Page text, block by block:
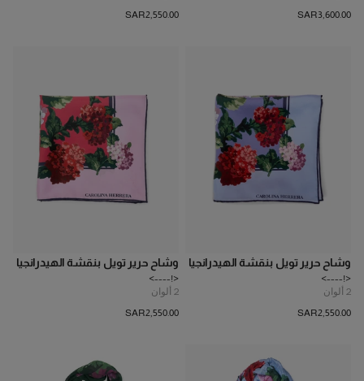
SAR‌3,600.00
SAR‌2,550.00
وشاح حرير تويل بنقشة الهيدرانجيا
<!---->
2 ألوان
SAR‌2,550.00
وشاح حرير تويل بنقشة الهيدرانجيا
<!---->
2 ألوان
SAR‌2,550.00